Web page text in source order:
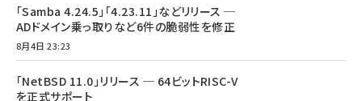
「Samba 4.24.5」「4.23.11」などリリース ─
ADドメイン乗っ取りなど6件の脆弱性を修正
8月4日 23:23
「NetBSD 11.0」リリース ─ 64ビットRISC-V
を正式サポート